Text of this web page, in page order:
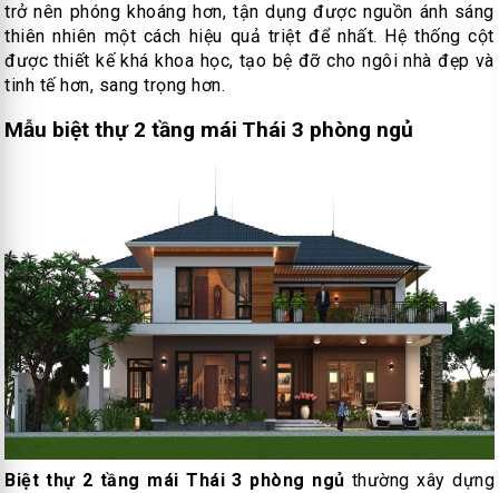
trở nên phóng khoáng hơn, tận dụng được nguồn ánh sáng
thiên nhiên một cách hiệu quả triệt để nhất. Hệ thống cột
được thiết kế khá khoa học, tạo bệ đỡ cho ngôi nhà đẹp và
tinh tế hơn, sang trọng hơn.
Mẫu biệt thự 2 tầng mái Thái 3 phòng ngủ
Biệt thự 2 tầng mái Thái 3 phòng ngủ thường xây dựng